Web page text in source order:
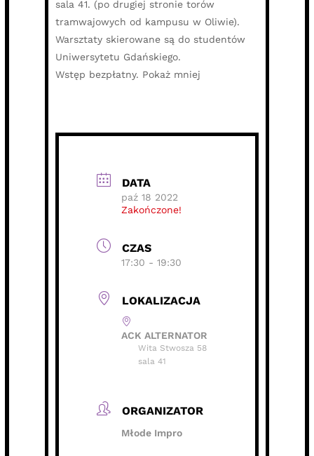
sala 41. (po drugiej stronie torów
tramwajowych od kampusu w Oliwie).
Warsztaty skierowane są do studentów
Uniwersytetu Gdańskiego.
Wstęp bezpłatny. Pokaż mniej
DATA
paź 18 2022
Zakończone!
CZAS
17:30 - 19:30
LOKALIZACJA
ACK ALTERNATOR
Wita Stwosza 58
sala 41
ORGANIZATOR
Młode Impro